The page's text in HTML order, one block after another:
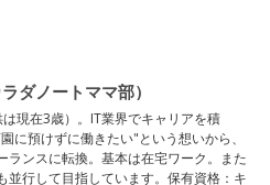
ダノートママ部）
現在3歳）。IT業界でキャリアを積
に預けずに働きたい"という想いから、
ランスに転換。基本は在宅ワーク。また
並行して目指しています。保有資格：キ